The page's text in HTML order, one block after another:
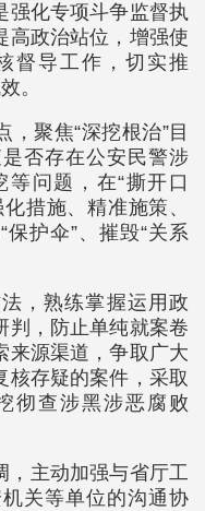
强化专项斗争监督执
高政治站位，增强使
督导工作，切实推
。
聚焦“深挖根治”目
否存在公安民警涉
问题，在“撕开口
措施、精准施策、
护伞”、摧毁“关系
，熟练掌握运用政
判，防止单纯就案卷
来源渠道，争取广大
核存疑的案件，采取
彻查涉黑涉恶腐败
，主动加强与省厅工
关等单位的沟通协